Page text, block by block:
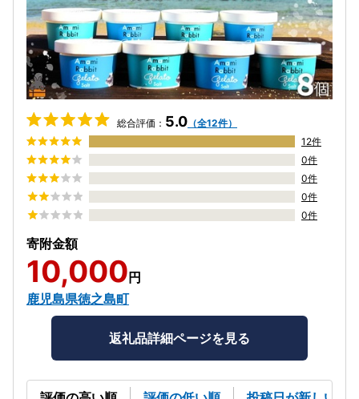
総合評価： 5.0 （全12件）
12件
0件
0件
0件
0件
寄附金額
10,000円
鹿児島県徳之島町
返礼品詳細ページを見る